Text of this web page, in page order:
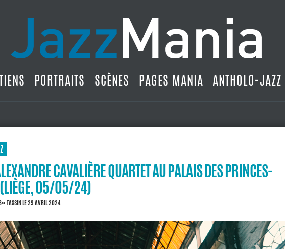
PORTRAITS SCÈNES PAGES MANIA ANTHOLO-JAZZ
CAVALIÈRE QUARTET AU PALAIS DES PRINCES-
(LIÈGE, 05/05/24)
TASSINLE 29 AVRIL 2024